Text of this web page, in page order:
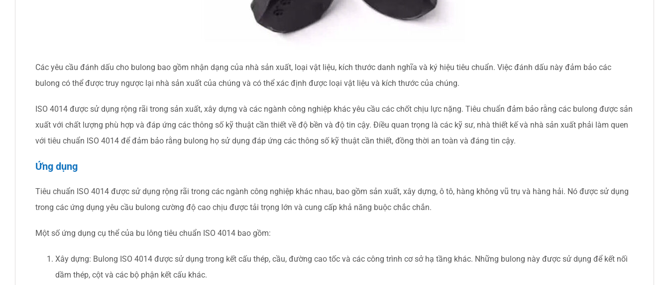
Các yêu cầu đánh dấu cho bulong bao gồm nhận dạng của nhà sản xuất, loại vật liệu, kích thước danh nghĩa và ký hiệu tiêu chuẩn. Việc đánh dấu này đảm bảo các
bulong có thể được truy ngược lại nhà sản xuất của chúng và có thể xác định được loại vật liệu và kích thước của chúng.
ISO 4014 được sử dụng rộng rãi trong sản xuất, xây dựng và các ngành công nghiệp khác yêu cầu các chốt chịu lực nặng. Tiêu chuẩn đảm bảo rằng các bulong được sản
xuất với chất lượng phù hợp và đáp ứng các thông số kỹ thuật cần thiết về độ bền và độ tin cậy. Điều quan trọng là các kỹ sư, nhà thiết kế và nhà sản xuất phải làm quen
với tiêu chuẩn ISO 4014 để đảm bảo rằng bulong họ sử dụng đáp ứng các thông số kỹ thuật cần thiết, đồng thời an toàn và đáng tin cậy.
Ứng dụng
Tiêu chuẩn ISO 4014 được sử dụng rộng rãi trong các ngành công nghiệp khác nhau, bao gồm sản xuất, xây dựng, ô tô, hàng không vũ trụ và hàng hải. Nó được sử dụng
trong các ứng dụng yêu cầu bulong cường độ cao chịu được tải trọng lớn và cung cấp khả năng buộc chắc chắn.
Một số ứng dụng cụ thể của bu lông tiêu chuẩn ISO 4014 bao gồm:
Xây dựng: Bulong ISO 4014 được sử dụng trong kết cấu thép, cầu, đường cao tốc và các công trình cơ sở hạ tầng khác. Những bulong này được sử dụng để kết nối
dầm thép, cột và các bộ phận kết cấu khác.